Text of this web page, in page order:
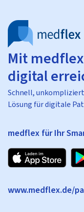
Mit
digital
Schnell,
Lösung für digitale
medflex für Ihr
www.medflex.de/